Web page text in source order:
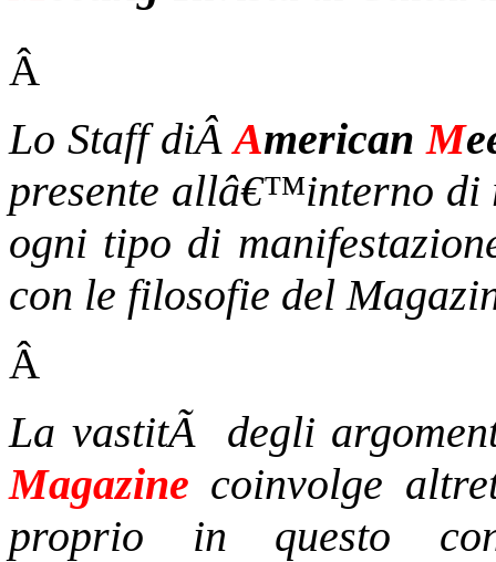
Â
Lo Staff diÂAmericanM
presente allâ€™interno di
ogni tipo di
con le filosofie del
Â
La vastitÃ degli
Magazine coinvolge
proprio in questo